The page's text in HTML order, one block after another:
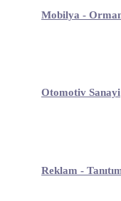
Mobilya -
Otomotiv Sanayi
Reklam -